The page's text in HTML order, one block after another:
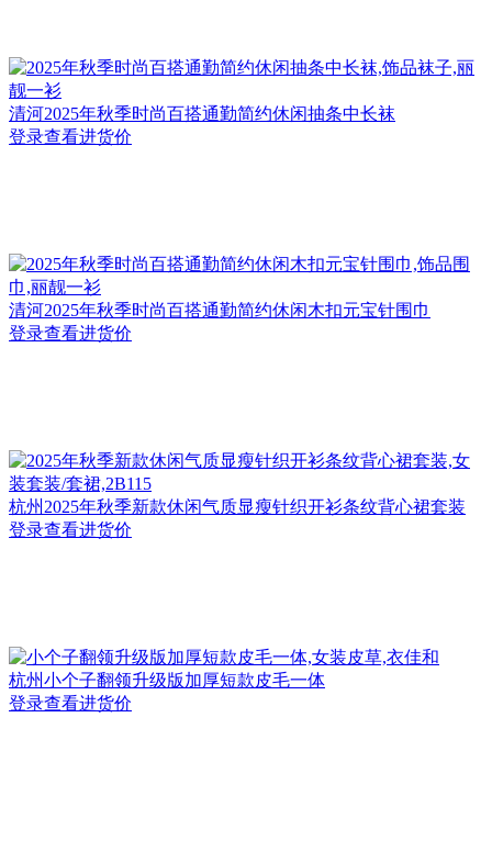
清河2025年秋季时尚百搭通勤简约休闲抽条中长袜
登录查看进货价
清河2025年秋季时尚百搭通勤简约休闲木扣元宝针围巾
登录查看进货价
杭州 2025年秋季新款休闲气质显瘦针织开衫条纹背心裙套装
登录查看进货价
杭州小个子翻领升级版加厚短款皮毛一体
登录查看进货价